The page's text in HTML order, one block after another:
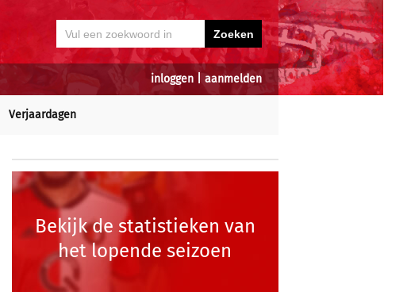
inloggen aanmelden
Verjaardagen
Bekijk de statistieken van
het lopende seizoen